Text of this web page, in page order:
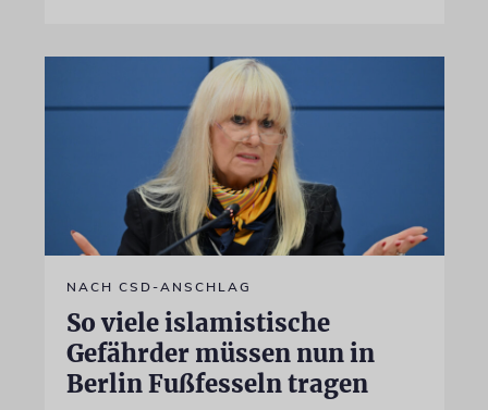
NACH CSD-ANSCHLAG
So viele islamistische
Gefährder müssen nun in
Berlin Fußfesseln tragen